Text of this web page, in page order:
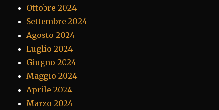
Ottobre 2024
Settembre 2024
Agosto 2024
Luglio 2024
Giugno 2024
Maggio 2024
Aprile 2024
Marzo 2024